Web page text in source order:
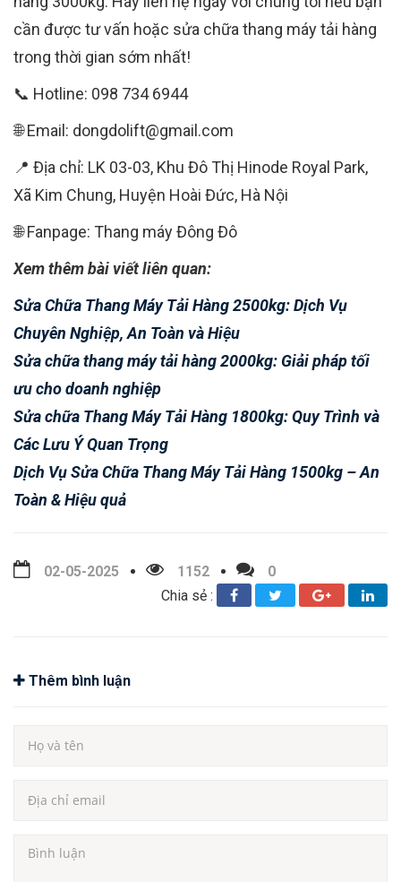
cần được tư vấn hoặc sửa chữa thang máy tải hàng
trong thời gian sớm nhất!
📞 Hotline: 098 734 6944
🌐 Email: dongdolift@gmail.com
📍 Địa chỉ: LK 03-03, Khu Đô Thị Hinode Royal Park,
Xã Kim Chung, Huyện Hoài Đức, Hà Nội
🌐 Fanpage: Thang máy Đông Đô
Xem thêm bài viết liên quan:
Sửa Chữa Thang Máy Tải Hàng 2500kg: Dịch Vụ
Chuyên Nghiệp, An Toàn và Hiệu
Sửa chữa thang máy tải hàng 2000kg: Giải pháp tối
ưu cho doanh nghiệp
Sửa chữa Thang Máy Tải Hàng 1800kg: Quy Trình và
Các Lưu Ý Quan Trọng
Dịch Vụ Sửa Chữa Thang Máy Tải Hàng 1500kg – An
Toàn & Hiệu quả
02-05-2025 1152
0
Chia sẻ :
Thêm bình luận